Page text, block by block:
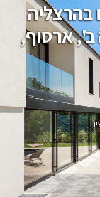
חיפוש בתים, וילות, מגרשים בהרצליה
פיתוח, כפר שמריהו, הרצליה ב', ארסוף,